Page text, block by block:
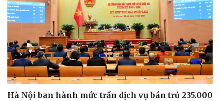
Hà Nội ban hành mức trần dịch vụ bán trú 235.000